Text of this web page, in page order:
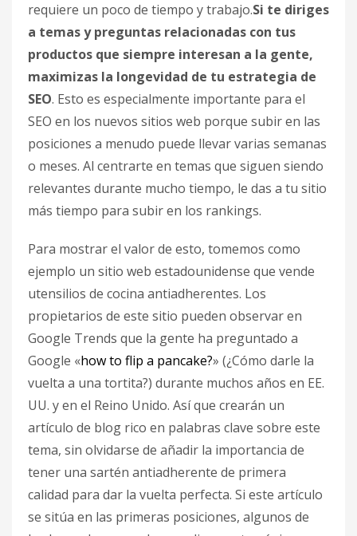
requiere un poco de tiempo y trabajo.Si te diriges
a temas y preguntas relacionadas con tus
productos que siempre interesan a la gente,
maximizas la longevidad de tu estrategia de
SEO. Esto es especialmente importante para el
SEO en los nuevos sitios web porque subir en las
posiciones a menudo puede llevar varias semanas
o meses. Al centrarte en temas que siguen siendo
relevantes durante mucho tiempo, le das a tu sitio
más tiempo para subir en los rankings.
Para mostrar el valor de esto, tomemos como
ejemplo un sitio web estadounidense que vende
utensilios de cocina antiadherentes. Los
propietarios de este sitio pueden observar en
Google Trends que la gente ha preguntado a
Google «how to flip a pancake?» (¿Cómo darle la
vuelta a una tortita?) durante muchos años en EE.
UU. y en el Reino Unido. Así que crearán un
artículo de blog rico en palabras clave sobre este
tema, sin olvidarse de añadir la importancia de
tener una sartén antiadherente de primera
calidad para dar la vuelta perfecta. Si este artículo
se sitúa en las primeras posiciones, algunos de